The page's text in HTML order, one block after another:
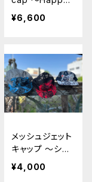
Trails〜
¥6,600
メッシュジェット
キャップ 〜シー
サー2〜
¥4,000